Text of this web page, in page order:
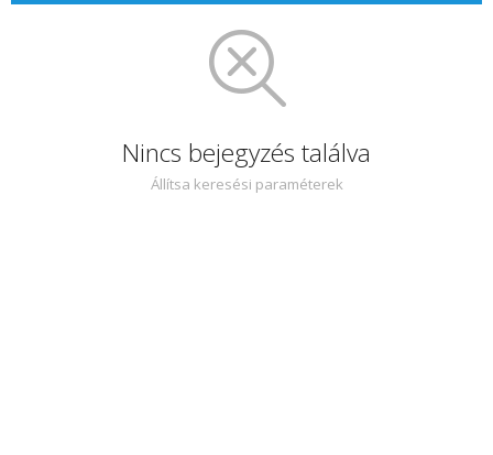
Nincs bejegyzés találva
Állítsa keresési paraméterek